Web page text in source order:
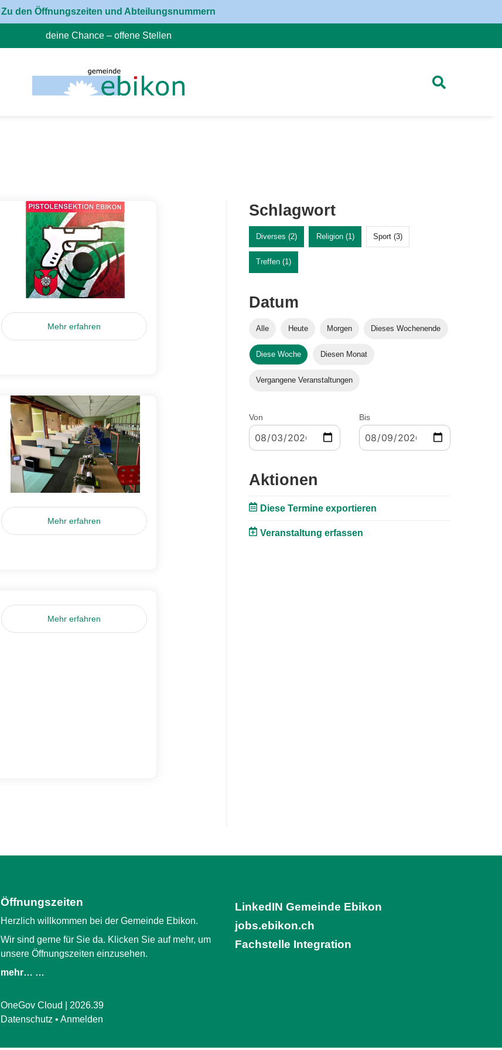
Zu den Öffnungszeiten und Abteilungsnummern
deine Chance – offene Stellen
Mehr erfahren
Mehr erfahren
Mehr erfahren
Schlagwort
Diverses (2) Religion (1) Sport (3)
Treffen (1)
Datum
Alle Heute Morgen Dieses Wochenende
Diese Woche Diesen Monat
Vergangene Veranstaltungen
Von Bis
Aktionen
Diese Termine exportieren
Veranstaltung erfassen
Öffnungszeiten
Herzlich willkommen bei der Gemeinde Ebikon.
Wir sind gerne für Sie da. Klicken Sie auf mehr, um
unsere Öffnungszeiten einzusehen.
mehr… …
LinkedIN Gemeinde Ebikon
jobs.ebikon.ch
Fachstelle Integration
OneGov Cloud (External Link)
2026.39
Datenschutz (External Link)
Anmelden